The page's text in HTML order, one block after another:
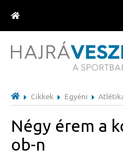
Cikkek Egyéni
Négy érem a
ob-n